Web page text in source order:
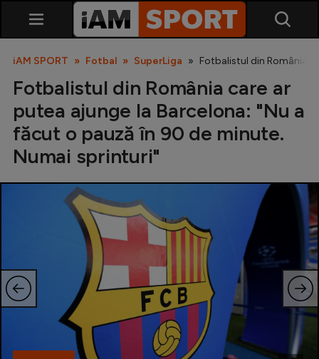
SuperLiga
Liga 2
Cupa României
Echipa Națională
U21
Fotbal feminin
Special
iAM SPORT Fotbal SuperLiga Fotbalistul din România
Fotbalistul din România care ar
putea ajunge la Barcelona: "Nu a
făcut o pauză în 90 de minute.
Numai sprinturi"